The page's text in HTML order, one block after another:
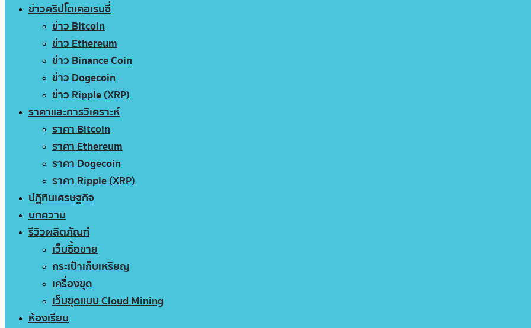
ข่าวคริปโตเคอเรนซี่
ข่าว Bitcoin
ข่าว Ethereum
ข่าว Binance Coin
ข่าว Dogecoin
ข่าว Ripple (XRP)
ราคาและการวิเคราะห์
ราคา Bitcoin
ราคา Ethereum
ราคา Dogecoin
ราคา Ripple (XRP)
ปฏิทินเศรษฐกิจ
บทความ
รีวิวผลิตภัณฑ์
เว็บซื้อขาย
กระเป๋าเก็บเหรียญ
เครื่องขุด
เว็บขุดแบบ Cloud Mining
ห้องเรียน